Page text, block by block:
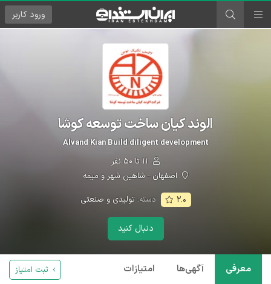
ورود کاربر
الوند کیان ساخت توسعه کوشا
Alvand Kian Build diligent development
اصفهان - شاهین شهر و میمه
۲.۰ دسته:تولیدی و صنعتی
دنبال کنید
معرفی آگهی‌ها امتیازات ثبت امتیاز